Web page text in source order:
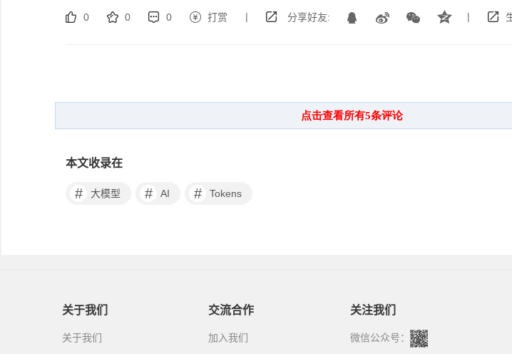
0 0 0 打赏 | 分享好友: |
本文收录在
# 大模型 # AI # Tokens
关于我们
关于我们
交流合作
加入我们
关注我们
微信公众号：